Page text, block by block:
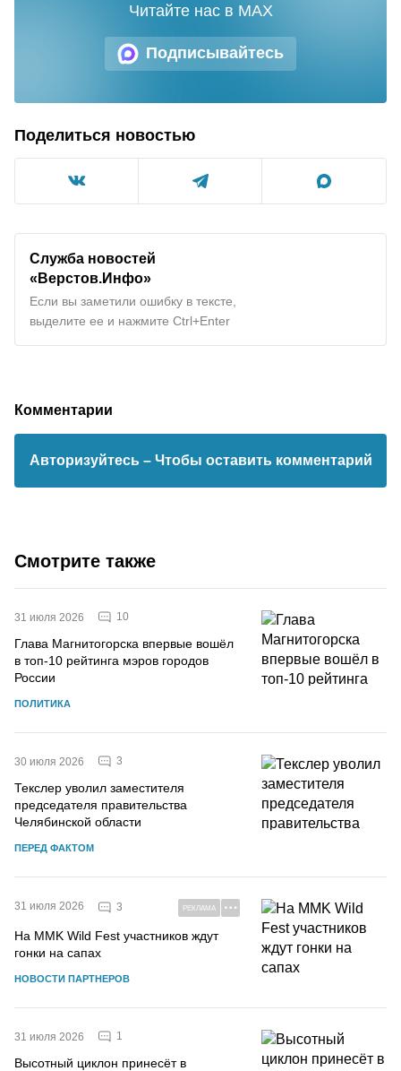
Подписывайтесь
Читайте нас в MAX
Поделиться новостью
Служба новостей
«Верстов.Инфо»
Если вы заметили ошибку в тексте,
выделите ее и нажмите Ctrl+Enter
Комментарии
Авторизуйтесь – Чтобы оставить комментарий
Смотрите также
31 июля 2026 10
Глава Магнитогорска впервые вошёл
в топ-10 рейтинга мэров городов
России
ПОЛИТИКА
30 июля 2026 3
Текслер уволил заместителя
председателя правительства
Челябинской области
ПЕРЕД ФАКТОМ
31 июля 2026 3 РЕКЛАМА
На MMK Wild Fest участников ждут
гонки на сапах
НОВОСТИ ПАРТНЕРОВ
31 июля 2026 1
Высотный циклон принесёт в